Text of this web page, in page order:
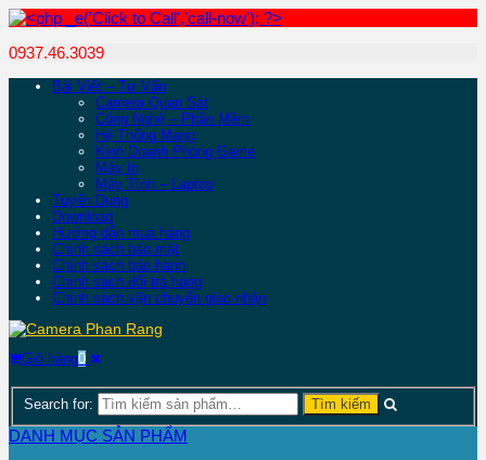
0937.46.3039
Bài Viết – Tư Vấn
Camera Quan Sát
Công Nghệ – Phần Mềm
Hệ Thống Mạng
Kinh Doanh Phòng Game
Máy In
Máy Tính – Laptop
Tuyển Dụng
Download
Hướng dẫn mua hàng
Chính sách bảo mật
Chính sách bảo hành
Chính sách đổi trả hàng
Chính sách vận chuyển giao nhận
Giỏ hàng0
Search for:
DANH MỤC SẢN PHẨM